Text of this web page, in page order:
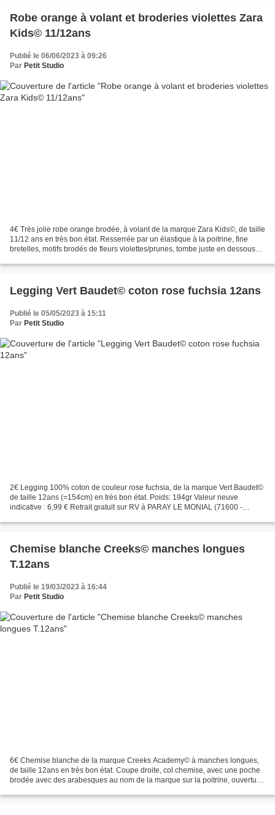
Robe orange à volant et broderies violettes Zara
Kids© 11/12ans
Publié le 06/06/2023 à 09:26
Par Petit Studio
4€ Très jolie robe orange brodée, à volant de la marque Zara Kids©, de taille
11/12 ans en très bon état. Resserrée par un élastique à la poitrine, fine
bretelles, motifs brodés de fleurs violettes/prunes, tombe juste en dessous
Legging Vert Baudet© coton rose fuchsia 12ans
Publié le 05/05/2023 à 15:11
Par Petit Studio
2€ Legging 100% coton de couleur rose fuchsia, de la marque Vert Baudet©
de taille 12ans (=154cm) en très bon état. Poids: 194gr Valeur neuve
indicative : 6,99 € Retrait gratuit sur RV à PARAY LE MONIAL (71600 -
Chemise blanche Creeks© manches longues
T.12ans
Publié le 19/03/2023 à 16:44
Par Petit Studio
6€ Chemise blanche de la marque Creeks Academy© à manches longues,
de taille 12ans en très bon état. Coupe droite, col chemise, avec une poche
brodée avec des arabesques au nom de la marque sur la poitrine, ouverture